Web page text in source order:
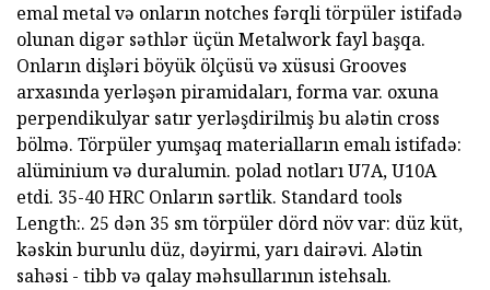
emal metal və onların notches fərqli törpüler istifadə
olunan digər səthlər üçün Metalwork fayl başqa.
Onların dişləri böyük ölçüsü və xüsusi Grooves
arxasında yerləşən piramidaları, forma var. oxuna
perpendikulyar satır yerləşdirilmiş bu alətin cross
bölmə. Törpüler yumşaq materialların emalı istifadə:
alüminium və duralumin. polad notları U7A, U10A
etdi. 35-40 HRC Onların sərtlik. Standard tools
Length:. 25 dən 35 sm törpüler dörd növ var: düz küt,
kəskin burunlu düz, dəyirmi, yarı dairəvi. Alətin
sahəsi - tibb və qalay məhsullarının istehsalı.